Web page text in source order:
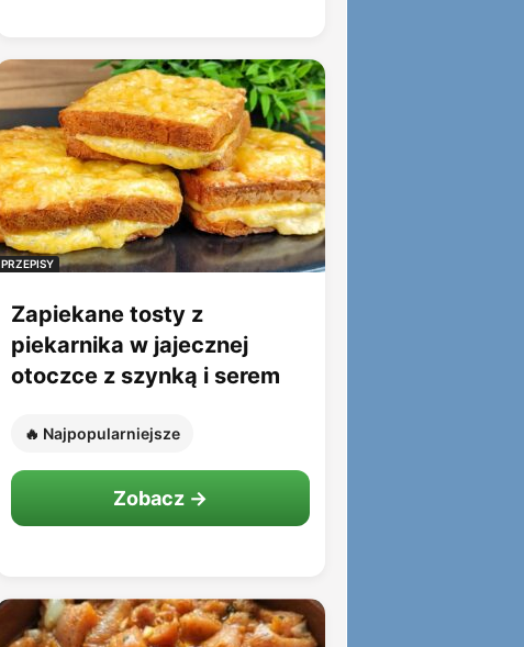
PRZEPISY
Zapiekane tosty z
piekarnika w jajecznej
otoczce z szynką i serem
🔥 Najpopularniejsze
Zobacz →